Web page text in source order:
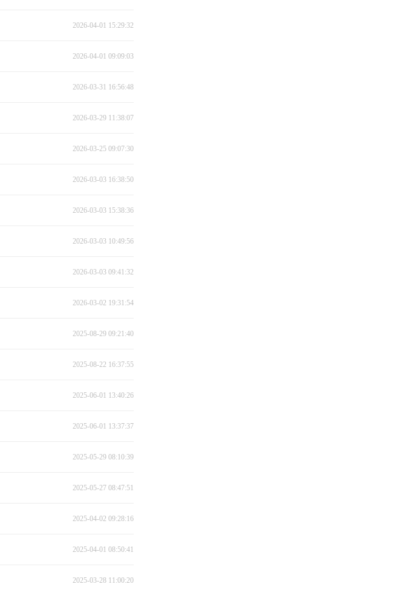
2026-04-01 15:29:32
2026-04-01 09:09:03
2026-03-31 16:56:48
2026-03-29 11:38:07
2026-03-25 09:07:30
2026-03-03 16:38:50
2026-03-03 15:38:36
2026-03-03 10:49:56
2026-03-03 09:41:32
2026-03-02 19:31:54
2025-08-29 09:21:40
2025-08-22 16:37:55
2025-06-01 13:40:26
2025-06-01 13:37:37
2025-05-29 08:10:39
2025-05-27 08:47:51
2025-04-02 09:28:16
2025-04-01 08:50:41
2025-03-28 11:00:20